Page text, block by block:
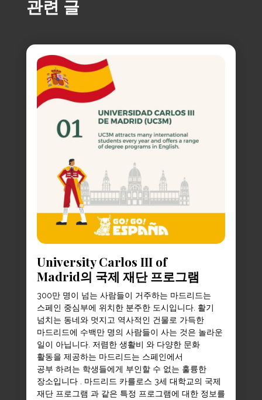
관련 글
University Carlos III of
Madrid의 국제 재단 프로그램
300만 명이 넘는 사람들이 거주하는 마드리드는
스페인 중심부에 위치한 분주한 도시입니다. 활기
넘치는 동네와 멋지고 역사적인 건물로 가득한
마드리드에 수백만 명의 사람들이 사는 것은 놀라운
일이 아닙니다. 저렴한 생활비 와 다양한 문화
활동을 제공하는 마드리드는 스페인에서
공부 하려는 학생들에게 부인할 수 없는 훌륭한
장소입니다 . 마드리드 카를로스 3세 대학교의 국제
재단 프로그램 과 같은 특정 프로그램에 대한 정보를